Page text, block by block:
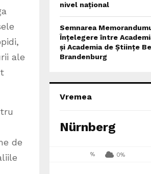
ale
de
nivel național
Semnarea
Înțelegere între
și Academia de Științe
Brandenburg
Vremea
Nürnberg
% 0%